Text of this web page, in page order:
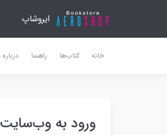
ایروشاپ
خانه کتاب‌ها راهنما درباره
ورود به وب‌سایت